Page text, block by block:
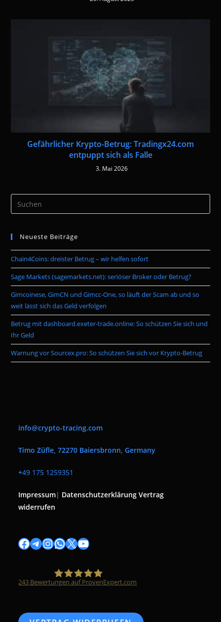
Gefährlicher Krypto-Betrug: Tradingx24.com
entpuppt sich als Falle
3. Mai 2026
the
Neueste Beiträge
Chain4Coins: dreister Betrug – wir helfen sofort
Sage Markets (sagemarkets.net): seriöser Broker oder Betrug?
Gimcoinese, GimCN und Gimcc-One, so läuft der Scam ab und so
weit lässt sich das Geld verfolgen
Betrug mit dashboard.exeter-trade.online: So schützen Sie sich und
Ihr Geld
Warnung vor Sourcex.pro: So schützen Sie sich vor Krypto-Betrug
info@crypto-tracing.com
Timo Züfle, 72270 Baiersbronn, Germany
+49 175 1259351
Impressum| Datenschutzerklärung Vertrag
widerrufen
Facebook
Telegram
Instagram
WhatsApp
X YouTube
243 Bewertungen auf ProvenExpert.com